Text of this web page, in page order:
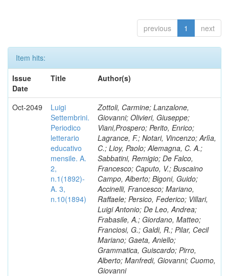
previous 1 next
Item hits:
Issue
Date
Title Author(s)
Oct-2049
Luigi
Settembrini.
Periodico
letterario
educativo
mensile. A.
2,
n.1(1892)-
A. 3,
n.10(1894)
Zottoli, Carmine; Lanzalone,
Giovanni; Olivieri, Giuseppe;
Viani,Prospero; Perito, Enrico;
Lagrance, F.; Notari, Vincenzo; Arlìa,
C.; Lioy, Paolo; Alemagna, C. A.;
Sabbatini, Remigio; De Falco,
Francesco; Caputo, V.; Buscaino
Campo, Alberto; Bigoni, Guido;
Accinelli, Francesco; Mariano,
Raffaele; Persico, Federico; Villari,
Luigi Antonio; De Leo, Andrea;
Frabasile, A.; Giordano, Matteo;
Franciosi, G.; Galdi, R.; Pilar, Cecil
Mariano; Gaeta, Aniello;
Grammatica, Guiscardo; Pirro,
Alberto; Manfredi, Giovanni; Cuomo,
Giovanni